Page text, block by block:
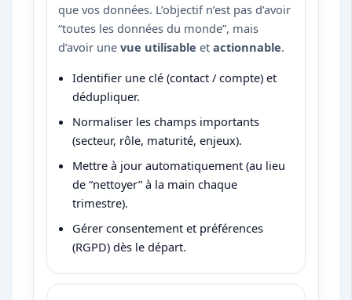
que vos données. L’objectif n’est pas d’avoir
“toutes les données du monde”, mais
d’avoir unevue utilisable etactionnable.
Identifier une clé (contact / compte) et
dédupliquer.
Normaliser les champs importants
(secteur, rôle, maturité, enjeux).
Mettre à jour automatiquement (au lieu
de “nettoyer” à la main chaque
trimestre).
Gérer consentement et préférences
(RGPD) dès le départ.